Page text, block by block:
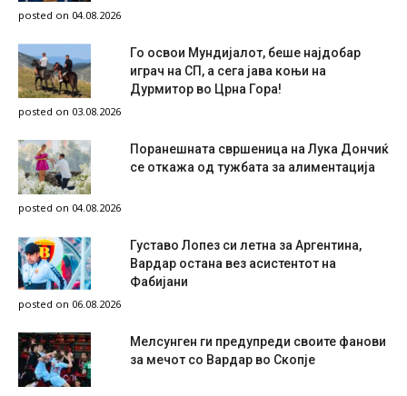
posted on 04.08.2026
Го освои Мундијалот, беше најдобар
играч на СП, а сега јава коњи на
Дурмитор во Црна Гора!
posted on 03.08.2026
Поранешната свршеница на Лука Дончиќ
се откажа од тужбата за алиментација
posted on 04.08.2026
Густаво Лопез си летна за Аргентина,
Вардар остана вез асистентот на
Фабијани
posted on 06.08.2026
Мелсунген ги предупреди своите фанови
за мечот со Вардар во Скопје